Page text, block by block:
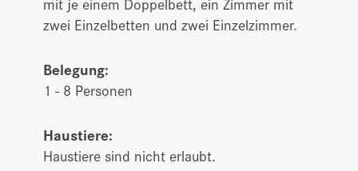
zwei Einzelbetten und zwei Einzelzimmer.
Belegung:
1 - 8 Personen
Haustiere:
Haustiere sind nicht erlaubt.